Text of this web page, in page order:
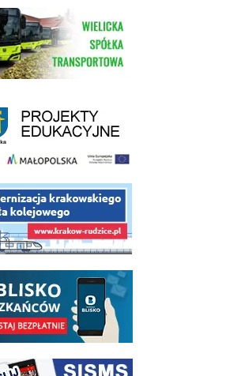
Wielickiej Spółki Transportowej
projektu budowy linii kolejowej Krakow Rudzice
aplikacji - BLISKO, Gmina Wieliczka w aplikacji Blisko
systemu wczesnego ostrzegania mieszkańców SISMS